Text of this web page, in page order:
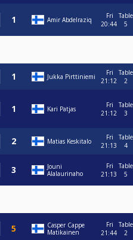
Amir Abdelraziq
Fri
20:44
Table
5
Jukka Pirttiniemi
Fri
21:12
Table
2
Kari Patjas
Fri
21:12
Table
3
Matias Keskitalo
Fri
21:13
Table
4
Jouni
Alalaurinaho
Fri
21:13
Table
5
Casper Cappe
Matikainen
Fri
21:44
Table
2